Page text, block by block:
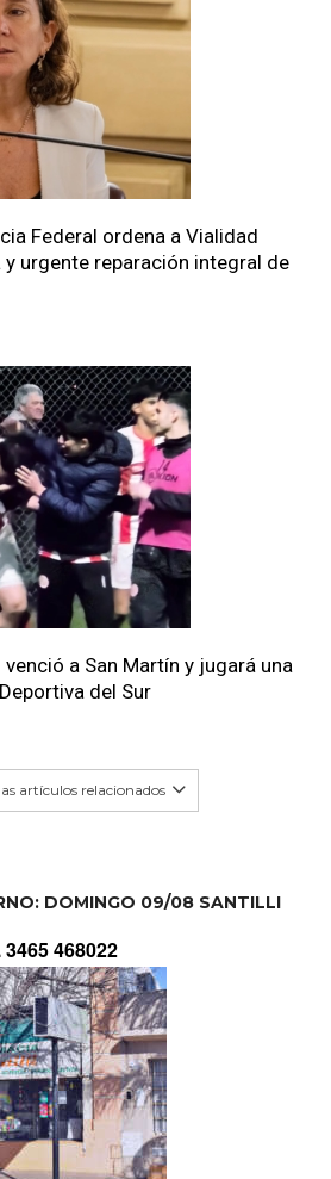
Federal ordena a Vialidad
urgente reparación integral de
venció a San Martín y jugará una
del Sur
artículos relacionados
DOMINGO 09/08 SANTILLI
3465 468022